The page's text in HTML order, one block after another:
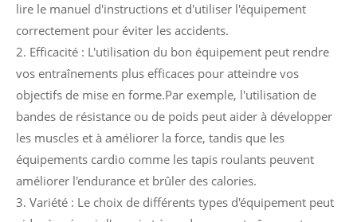
lire le manuel d'instructions et d'utiliser l'équipement
correctement pour éviter les accidents.
2. Efficacité : L'utilisation du bon équipement peut rendre
vos entraînements plus efficaces pour atteindre vos
objectifs de mise en forme.Par exemple, l'utilisation de
bandes de résistance ou de poids peut aider à développer
les muscles et à améliorer la force, tandis que les
équipements cardio comme les tapis roulants peuvent
améliorer l'endurance et brûler des calories.
3. Variété : Le choix de différents types d'équipement peut